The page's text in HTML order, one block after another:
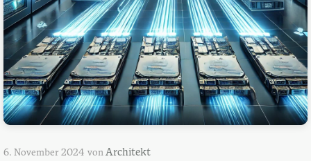
6. November 2024 von Architekt